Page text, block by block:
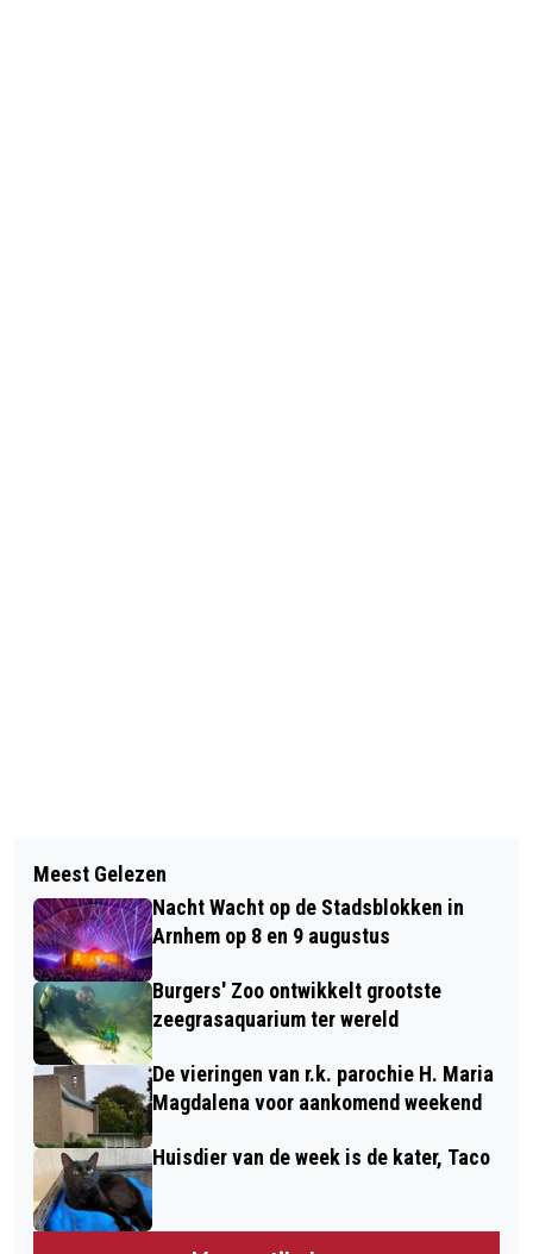
HELP MEE BIJ DE VERKIEZINGEN
PRODUCTWAARSCHUWING: AH EN
PLUS HOLLANDSE NIEUWE MOGELIJK
BESMET MET LISTERIA
Meest Gelezen
Nacht Wacht op de Stadsblokken in
Arnhem op 8 en 9 augustus
Burgers' Zoo ontwikkelt grootste
zeegrasaquarium ter wereld
De vieringen van r.k. parochie H. Maria
Magdalena voor aankomend weekend
Huisdier van de week is de kater, Taco